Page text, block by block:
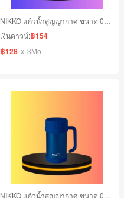
เงินดาวน์:฿154
฿128 x 3Mo